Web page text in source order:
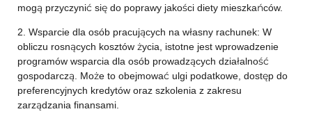
mogą przyczynić się do poprawy jakości diety mieszkańców.
2. Wsparcie dla osób pracujących na własny rachunek: W
obliczu rosnących kosztów życia, istotne jest wprowadzenie
programów wsparcia dla osób prowadzących działalność
gospodarczą. Może to obejmować ulgi podatkowe, dostęp do
preferencyjnych kredytów oraz szkolenia z zakresu
zarządzania finansami.